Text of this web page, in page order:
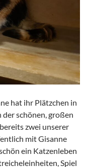
hat ihr Plätzchen in
schönen, großen
zwei unserer
mit Gisanne
ein Katzenleben
Spiel